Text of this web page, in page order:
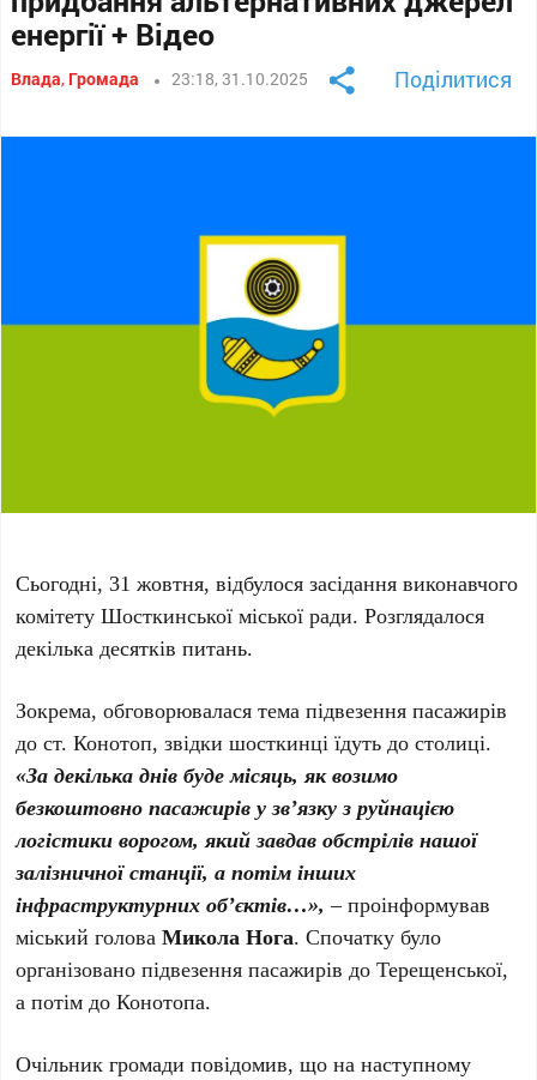
енергії + Відео
Влада, Громада 23:18, 31.10.2025 Поділитися
Сьогодні, 31 жовтня, відбулося засідання виконавчого
комітету Шосткинської міської ради. Розглядалося
декілька десятків питань.
Зокрема, обговорювалася тема підвезення пасажирів
до ст. Конотоп, звідки шосткинці їдуть до столиці.
«За декілька днів буде місяць, як возимо
безкоштовно пасажирів у зв’язку з руйнацією
логістики ворогом, який завдав обстрілів нашої
залізничної станції, а потім інших
інфраструктурних об’єктів…»,– проінформував
міський головаМикола Нога. Спочатку було
організовано підвезення пасажирів до Терещенської,
а потім до Конотопа.
Очільник громади повідомив, що на наступному